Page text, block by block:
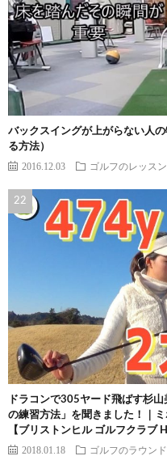
バックスイングが上がらない人
る方法）
2016.12.03 ゴルフのレッス
ドラコンで305ヤード飛ばす杉
の練習方法」を聞きました！｜
【ブリストンヒル ゴルフクラブ
2018.01.18 ゴルフのラウン